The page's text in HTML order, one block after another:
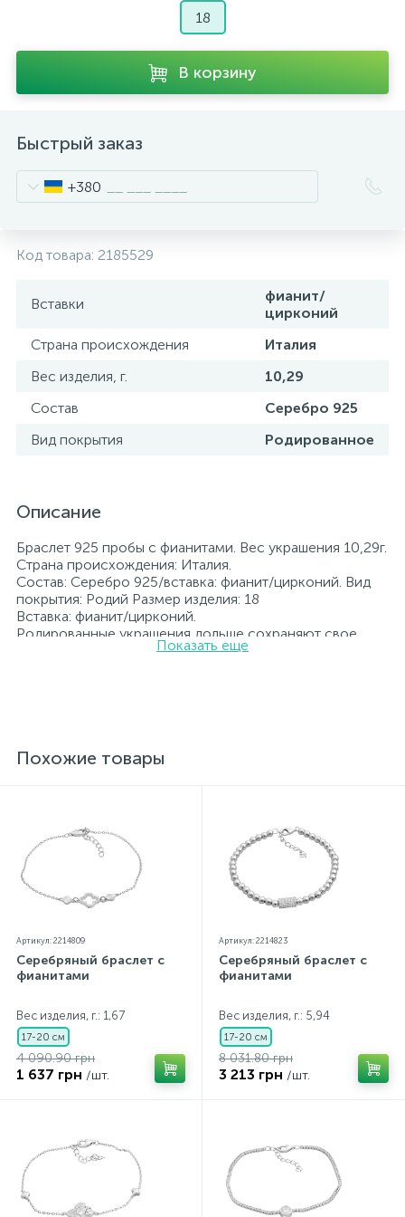
18
В корзину
Быстрый заказ
+380
Код товара: 2185529
Вставки
фианит/
цирконий
Страна происхождения
Италия
Вес изделия, г.
10,29
Состав
Серебро 925
Вид покрытия
Родированное
Описание
Браслет 925 пробы с фианитами. Вес украшения 10,29г.
Страна происхождения: Италия.
Состав: Серебро 925/вставка: фианит/цирконий. Вид
покрытия: Родий Размер изделия: 18
Вставка: фианит/цирконий.
Родированные украшения дольше сохраняют свое
первоначальное состояние, а именно цвет и блеск
прилагаются бирка с указанием всех
параметров.*Цвета изделий на сайте могут
Показать еще
Похожие товары
Артикул: 2214809
Серебряный браслет с
фианитами
Вес изделия, г.: 1,67
17-20 см
4 090.90 грн
1 637 грн /шт.
Артикул: 2214823
Серебряный браслет с
фианитами
Вес изделия, г.: 5,94
17-20 см
8 031.80 грн
3 213 грн /шт.